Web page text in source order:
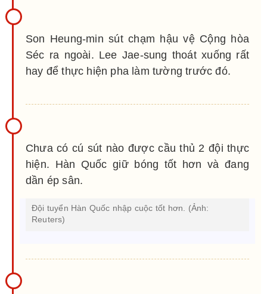
Son Heung-min sút chạm hậu vệ Cộng hòa
Séc ra ngoài. Lee Jae-sung thoát xuống rất
hay để thực hiện pha làm tường trước đó.
Chưa có cú sút nào được cầu thủ 2 đội thực
hiện. Hàn Quốc giữ bóng tốt hơn và đang
dần ép sân.
Đội tuyển Hàn Quốc nhập cuộc tốt hơn. (Ảnh:
Reuters)